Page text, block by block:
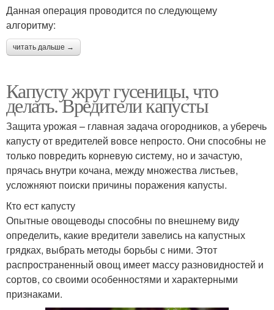
Данная операция проводится по следующему
алгоритму:
читать дальше →
Капусту жрут гусеницы, что
делать. Вредители капусты
Защита урожая – главная задача огородников, а уберечь
капусту от вредителей вовсе непросто. Они способны не
только повредить корневую систему, но и зачастую,
прячась внутри кочана, между множества листьев,
усложняют поиски причины поражения капусты.
Кто ест капусту
Опытные овощеводы способны по внешнему виду
определить, какие вредители завелись на капустных
грядках, выбрать методы борьбы с ними. Этот
распространенный овощ имеет массу разновидностей и
сортов, со своими особенностями и характерными
признаками.